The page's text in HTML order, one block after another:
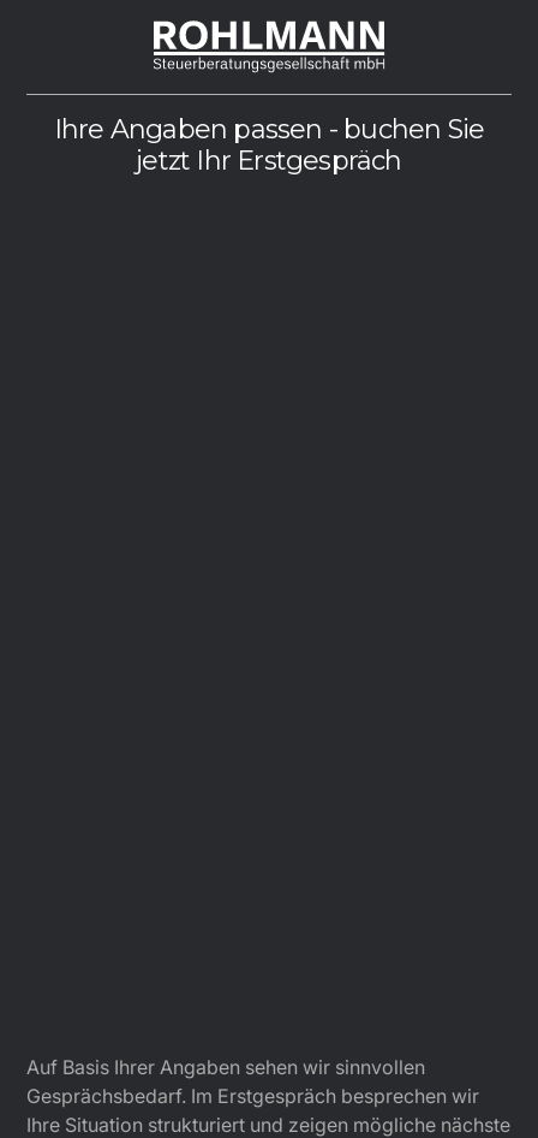
Auf Basis Ihrer Angaben sehen wir sinnvollen
Gesprächsbedarf. Im Erstgespräch besprechen wir
Ihre Situation strukturiert und zeigen mögliche nächste
Ihre Angaben passen - buchen Sie
jetzt Ihr Erstgespräch